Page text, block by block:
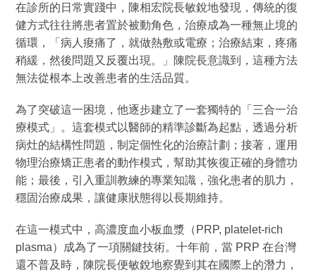
在診所的日常實踐中，陳相宏院長敏銳地發現，傳統的復
健方式往往將患者置於被動角色，治療成為一種無止境的
循環，「病人痠痛了，就做熱敷或電療；治療結束，疼痛
稍緩，然後問題又反覆出現。」陳院長意識到，這種方法
無法從根本上改善患者的生活品質。
為了突破這一困境，他逐步建立了一套獨特的「三合一治
療模式」。這套模式以醫師的精準診斷為起點，透過分析
病灶的結構性問題，制定個性化的治療計劃；接著，運用
物理治療矯正患者的動作模式，幫助其恢復正確的身體功
能；最後，引入重訓教練的專業知識，強化患者的肌力，
穩固治療成果，讓健康狀態得以長期維持。
在這一模式中，高濃度血小板血漿（PRP, platelet-rich
plasma）成為了一項關鍵技術。十年前，當 PRP 在台灣
還不普及時，陳院長便敏銳地察覺到其在國際上的潛力，